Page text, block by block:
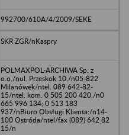
992700/610A/4/2009/SEKE
SKR ZGR/nKaspry
POLMAXPOL-ARCHIWA Sp. z
o.o./nul. Przeskok 10,/n05-822
Milanówek/ntel. 089 642-82-
15/ntel. kom. 0 505 200 420,/n0
665 996 134; 0 513 183
937/nBiuro Obsługi Klienta:/n14-
100 Ostróda/ntel/fax (089) 642 82
15/n